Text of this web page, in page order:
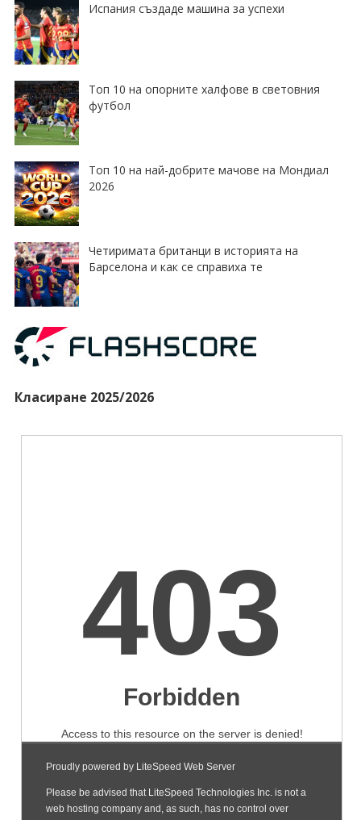
Испания създаде машина за успехи
Топ 10 на опорните халфове в световния
футбол
Топ 10 на най-добрите мачове на Мондиал
2026
Четиримата британци в историята на
Барселона и как се справиха те
Класиране 2025/2026